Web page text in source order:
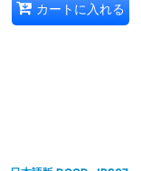
カートに入れる